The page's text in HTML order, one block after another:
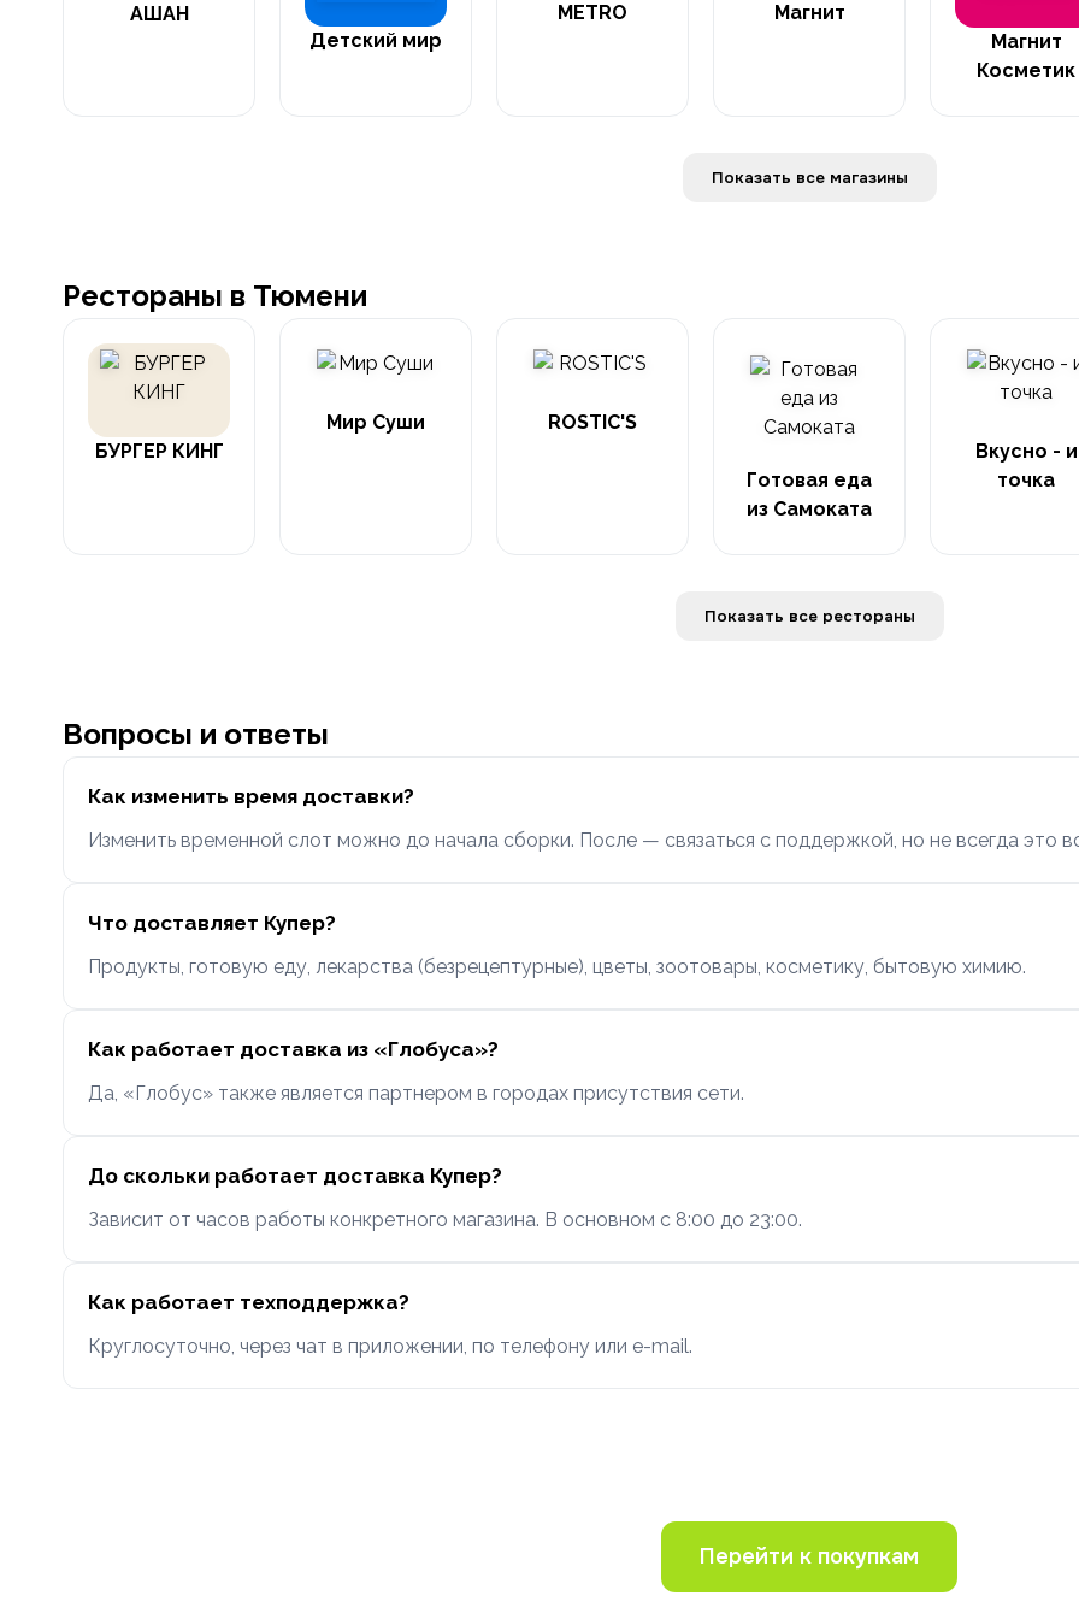
АШАН
Детский мир
METRO
Магнит
Магнит
Косметик
Показать все магазины
Рестораны в Тюмени
БУРГЕР КИНГ
Мир Суши ROSTIC'S
Готовая еда
из Самоката
Вкусно - и
точка
Показать все рестораны
Вопросы и ответы
Как изменить время доставки?
Изменить временной слот можно до начала сборки. После — связаться с поддержкой, но не всегда это
Что доставляет Купер?
Продукты, готовую еду, лекарства (безрецептурные), цветы, зоотовары, косметику, бытовую химию.
Как работает доставка из «Глобуса»?
Да, «Глобус» также является партнером в городах присутствия сети.
До скольки работает доставка Купер?
Зависит от часов работы конкретного магазина. В основном с 8:00 до 23:00.
Как работает техподдержка?
Круглосуточно, через чат в приложении, по телефону или e-mail.
Перейти к покупкам